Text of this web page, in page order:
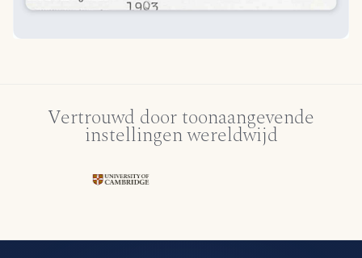
Vertrouwd door toonaangevende